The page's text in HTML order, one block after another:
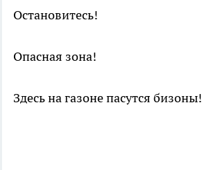
Остановитесь!
Опасная зона!
Здесь на газоне пасутся бизоны!